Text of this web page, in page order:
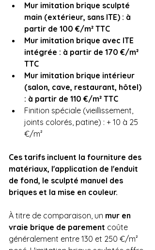
Mur imitation brique sculpté
main (extérieur, sans ITE) : à
partir de 100 €/m² TTC
Mur imitation brique avec ITE
intégrée : à partir de 170 €/m²
TTC
Mur imitation brique intérieur
(salon, cave, restaurant, hôtel)
: à partir de 110 €/m² TTC
Finition spéciale (vieillissement,
joints colorés, patine) : + 10 à 25
€/m²
Ces tarifs incluent la fourniture des
matériaux, l'application de l'enduit
de fond, le sculpté manuel des
briques et la mise en couleur.
À titre de comparaison, un mur en
vraie brique de parement coûte
généralement entre 130 et 250 €/m²